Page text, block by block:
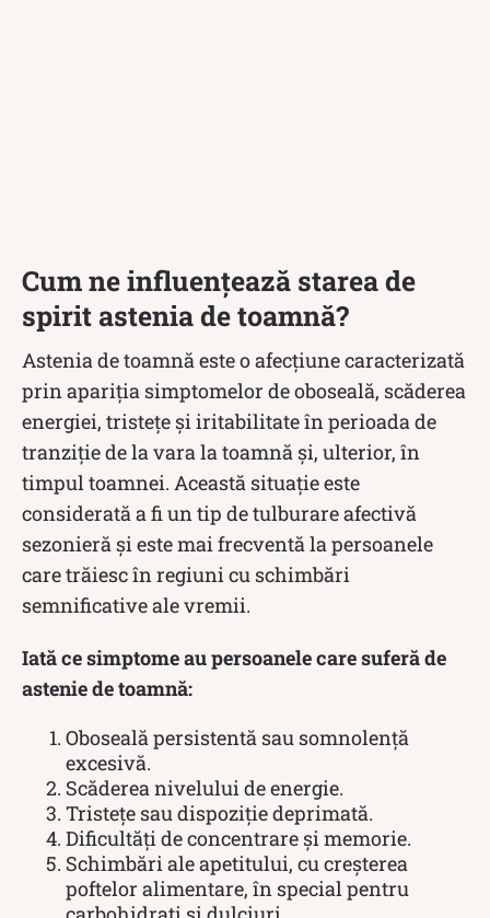
Cum ne influențează starea de
spirit astenia de toamnă?
Astenia de toamnă este o afecțiune caracterizată
prin apariția simptomelor de oboseală, scăderea
energiei, tristețe și iritabilitate în perioada de
tranziție de la vara la toamnă și, ulterior, în
timpul toamnei. Această situație este
considerată a fi un tip de tulburare afectivă
sezonieră și este mai frecventă la persoanele
care trăiesc în regiuni cu schimbări
semnificative ale vremii.
Iată ce simptome au persoanele care suferă de
astenie de toamnă:
Oboseală persistentă sau somnolență
excesivă.
Scăderea nivelului de energie.
Tristețe sau dispoziție deprimată.
Dificultăți de concentrare și memorie.
Schimbări ale apetitului, cu creșterea
poftelor alimentare, în special pentru